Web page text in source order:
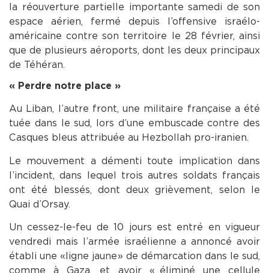
la réouverture partielle importante samedi de son
espace aérien, fermé depuis l’offensive israélo-
américaine contre son territoire le 28 février, ainsi
que de plusieurs aéroports, dont les deux principaux
de Téhéran.
« Perdre notre place »
Au Liban, l’autre front, une militaire française a été
tuée dans le sud, lors d’une embuscade contre des
Casques bleus attribuée au Hezbollah pro-iranien.
Le mouvement a démenti toute implication dans
l’incident, dans lequel trois autres soldats français
ont été blessés, dont deux grièvement, selon le
Quai d’Orsay.
Un cessez-le-feu de 10 jours est entré en vigueur
vendredi mais l’armée israélienne a annoncé avoir
établi une « ligne jaune » de démarcation dans le sud,
comme à Gaza, et avoir « éliminé une cellule